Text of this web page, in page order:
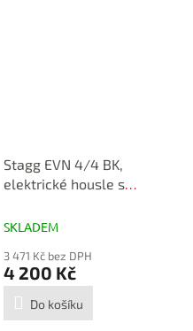
Stagg EVN 4/4 BK,
elektrické housle s
černé
SKLADEM
3 471 Kč bez DPH
4 200 Kč
Do košíku